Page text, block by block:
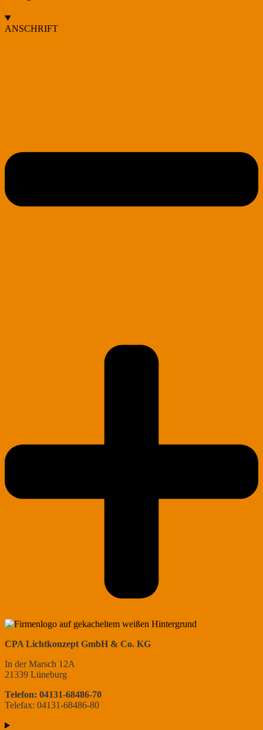
ANSCHRIFT
CPA Lichtkonzept GmbH & Co. KG
In der Marsch 12A
21339 Lüneburg
Telefon: 04131-68486-70
Telefax: 04131-68486-80